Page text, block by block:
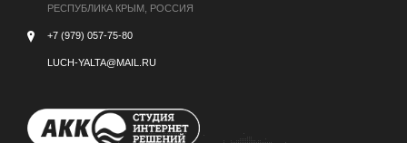
РЕСПУБЛИКА КРЫМ, РОССИЯ
+7 (979) 057-75-80
LUCH-YALTA@MAIL.RU